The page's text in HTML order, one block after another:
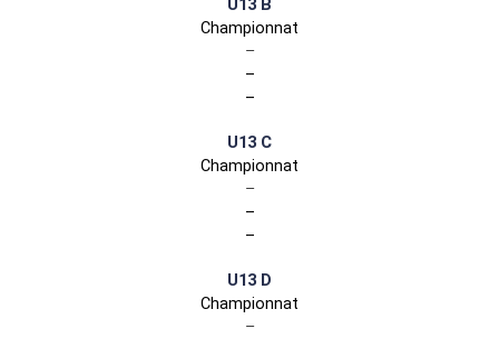
Championnat
–
–
–
U13 C
Championnat
–
–
–
U13 D
Championnat
–